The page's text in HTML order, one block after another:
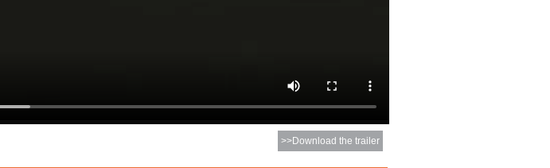
>>Download the trailer